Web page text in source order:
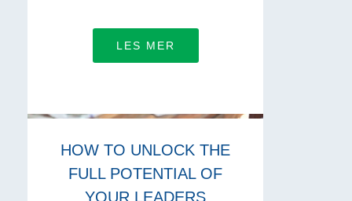
LES MER
HOW TO UNLOCK THE
FULL POTENTIAL OF
YOUR LEADERS